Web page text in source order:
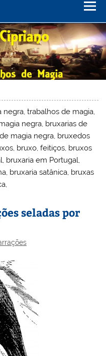
trabalhos de magia,
negra, bruxarias de
magia negra, bruxedos
bruxo, feitiços, bruxos
bruxaria em Portugal,
bruxaria satânica, bruxas
seladas por